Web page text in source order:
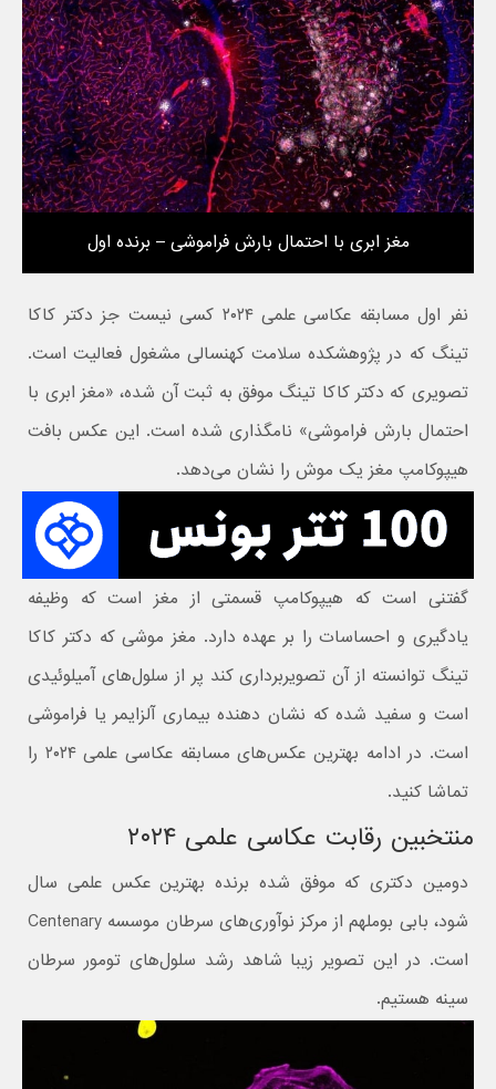
مغز ابری با احتمال بارش فراموشی – برنده اول
نفر اول مسابقه عکاسی علمی ۲۰۲۴ کسی نیست جز دکتر کاکا
تینگ که در پژوهشکده سلامت کهنسالی مشغول فعالیت است.
تصویری که دکتر کاکا تینگ موفق به ثبت آن شده، «مغز ابری با
احتمال بارش فراموشی» نامگذاری شده است. این عکس بافت
هیپوکامپ مغز یک موش را نشان می‌دهد.
گفتنی است که هیپوکامپ قسمتی از مغز است که وظیفه
یادگیری و احساسات را بر عهده دارد. مغز موشی که دکتر کاکا
تینگ توانسته از آن تصویربرداری کند پر از سلول‌های آمیلوئیدی
است و سفید شده که نشان دهنده بیماری آلزایمر یا فراموشی
است. در ادامه بهترین عکس‌های مسابقه عکاسی علمی ۲۰۲۴ را
تماشا کنید.
منتخبین رقابت عکاسی علمی ۲۰۲۴
دومین دکتری که موفق شده برنده بهترین عکس علمی سال
شود، بابی بوملهم از مرکز نوآوری‌های سرطان موسسه Centenary
است. در این تصویر زیبا شاهد رشد سلول‌های تومور سرطان
سینه هستیم.